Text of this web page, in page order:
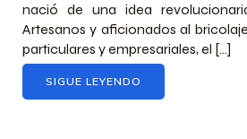
nació de una idea
Artesanos y aficionados al
particulares y empresariales, el [...]
SIGUE LEYENDO